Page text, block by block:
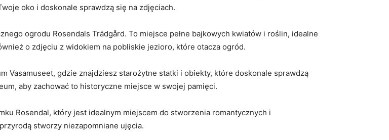
⁤oko i doskonale sprawdzą się ⁢na ⁤zdjęciach.
ogrodu Rosendals Trädgård. To miejsce pełne bajkowych kwiatów i roślin, ⁤idealne
⁣o zdjęciu ‌z‌ widokiem na pobliskie jezioro, które otacza ogród.
Vasamuseet, ‌gdzie znajdziesz starożytne ‌statki ‌i obiekty, które doskonale sprawdzą
aby zachować to historyczne⁢ miejsce w swojej pamięci.
Rosendal, który ‌jest‌ idealnym ⁣miejscem ⁢do stworzenia​ romantycznych i⁤
stworzy ‍niezapomniane ujęcia.